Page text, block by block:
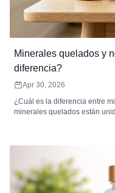
Minerales quelados y
diferencia?
Apr 30, 2026
¿Cuál es la diferencia entre
minerales quelados están
dieta, lo que hace que se